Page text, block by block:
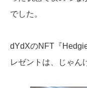
でした。
dYdXのNFT『
レゼントは、じゃん